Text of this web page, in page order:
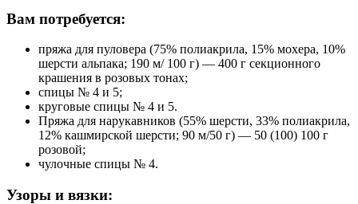
Вам потребуется:
пряжа для пуловера (75% полиакрила, 15% мохера, 10%
шерсти альпака; 190 м/ 100 г) — 400 г секционного
крашения в розовых тонах;
спицы № 4 и 5;
круговые спицы № 4 и 5.
Пряжа для нарукавников (55% шерсти, 33% полиакрила,
12% кашмирской шерсти; 90 м/50 г) — 50 (100) 100 г
розовой;
чулочные спицы № 4.
Узоры и вязки: